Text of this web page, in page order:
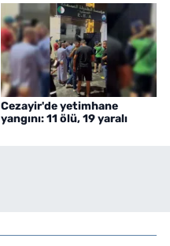
Cezayir'de yetimhane
yangını: 11 ölü, 19 yaralı